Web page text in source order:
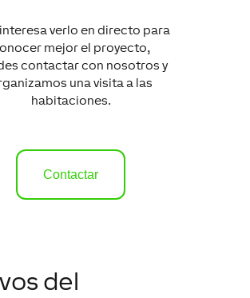
verlo en directo para
mejor el proyecto,
contactar con nosotros y
una visita a las
habitaciones.
Contactar
del